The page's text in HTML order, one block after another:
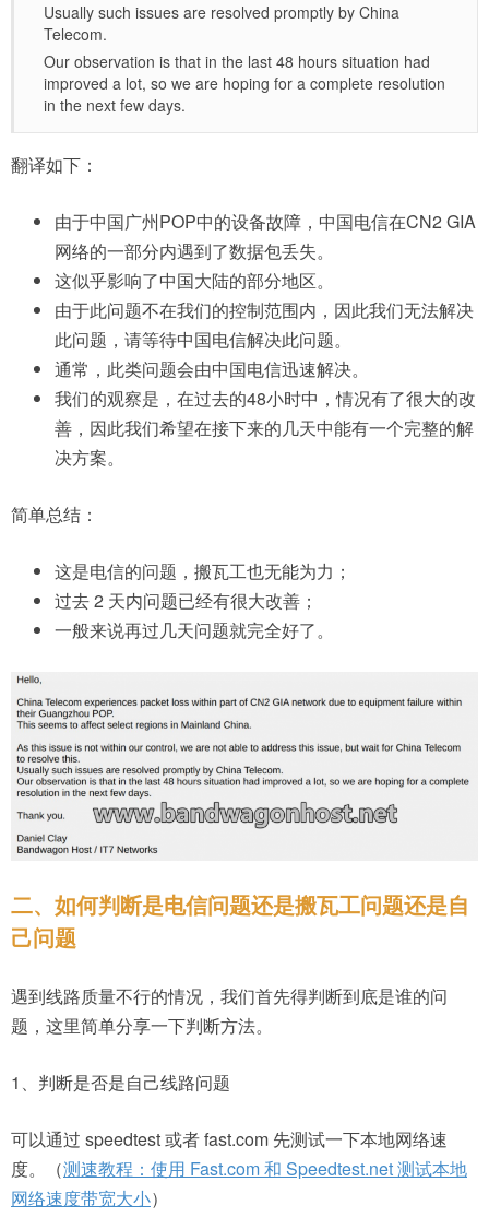
Usually such issues are resolved promptly by China
Telecom.
Our observation is that in the last 48 hours situation had
improved a lot, so we are hoping for a complete resolution
in the next few days.
翻译如下：
由于中国广州POP中的设备故障，中国电信在CN2 GIA
网络的一部分内遇到了数据包丢失。
这似乎影响了中国大陆的部分地区。
由于此问题不在我们的控制范围内，因此我们无法解决
此问题，请等待中国电信解决此问题。
通常，此类问题会由中国电信迅速解决。
我们的观察是，在过去的48小时中，情况有了很大的改
善，因此我们希望在接下来的几天中能有一个完整的解
决方案。
简单总结：
这是电信的问题，搬瓦工也无能为力；
过去 2 天内问题已经有很大改善；
一般来说再过几天问题就完全好了。
二、如何判断是电信问题还是搬瓦工问题还是自
己问题
遇到线路质量不行的情况，我们首先得判断到底是谁的问
题，这里简单分享一下判断方法。
1、判断是否是自己线路问题
可以通过 speedtest 或者 fast.com 先测试一下本地网络速
度。（测速教程：使用 Fast.com 和 Speedtest.net 测试本地
网络速度带宽大小）